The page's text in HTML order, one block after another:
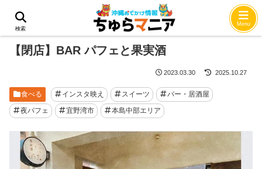
食べる
【閉店】BAR パフェと果実酒
2023.03.30 2025.10.27
食べる インスタ映え スイーツ
バー・居酒屋
夜パフェ
宜野湾市 本島中部エリア
検索
Menu